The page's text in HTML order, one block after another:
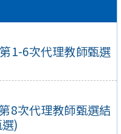
1-6次代理教師甄選
8次代理教師甄選結
)